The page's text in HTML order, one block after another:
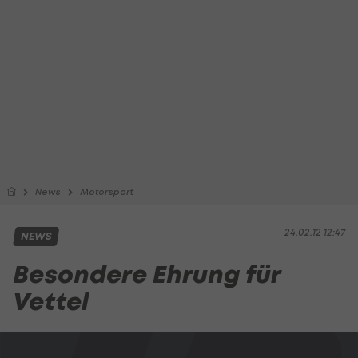
News Motorsport
24.02.12 12:47
NEWS
Besondere Ehrung für
Vettel